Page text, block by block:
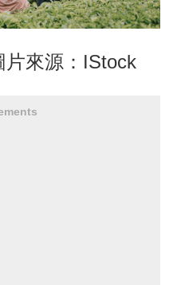
片來源：IStock